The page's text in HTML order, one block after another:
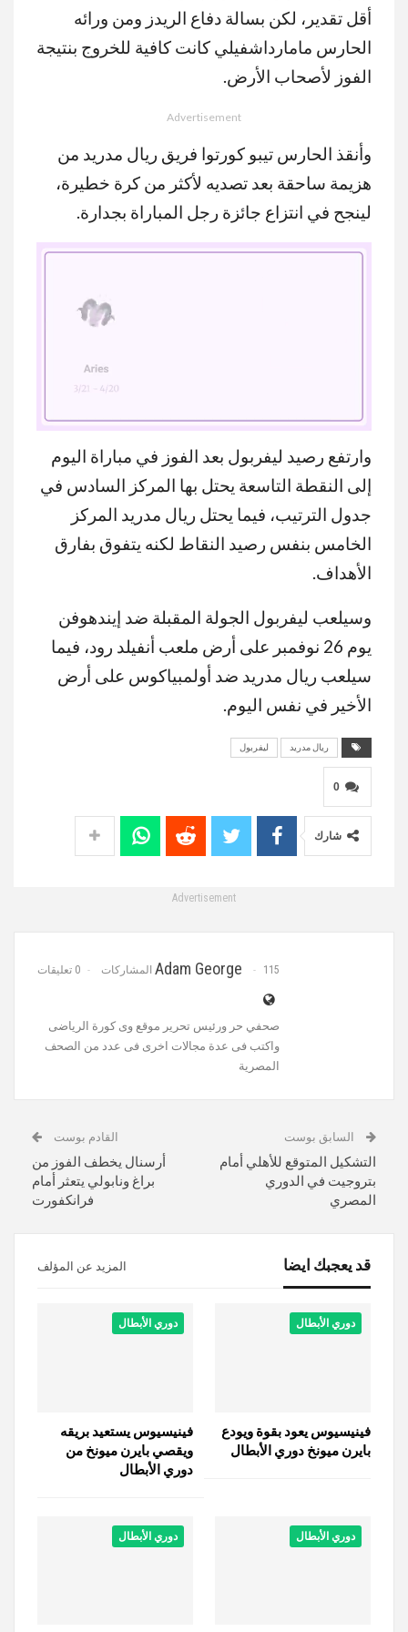
أقل تقدير، لكن بسالة دفاع الريدز ومن ورائه
الحارس مامارداشفيلي كانت كافية للخروج بنتيجة
الفوز لأصحاب الأرض.
Advertisement
وأنقذ الحارس تيبو كورتوا فريق ريال مدريد من
هزيمة ساحقة بعد تصديه لأكثر من كرة خطيرة،
لينجح في انتزاع جائزة رجل المباراة بجدارة.
MUTE
وارتفع رصيد ليفربول بعد الفوز في مباراة اليوم
إلى النقطة التاسعة يحتل بها المركز السادس في
جدول الترتيب، فيما يحتل ريال مدريد المركز
الخامس بنفس رصيد النقاط لكنه يتفوق بفارق
الأهداف.
وسيلعب ليفربول الجولة المقبلة ضد إيندهوفن
يوم 26 نوفمبر على أرض ملعب أنفيلد رود، فيما
سيلعب ريال مدريد ضد أولمبياكوس على أرض
الأخير في نفس اليوم.
ريال مدريد ليفربول
0
شارك
Advertisement
Adam George 115 المشاركات 0 تعليقات
صحفي حر ورئيس تحرير موقع وى كورة الرياضى
واكتب فى عدة مجالات اخرى فى عدد من الصحف
المصرية
السابق بوست
التشكيل المتوقع للأهلي أمام
بتروجيت في الدوري
المصري
القادم بوست
أرسنال يخطف الفوز من
براغ ونابولي يتعثر أمام
فرانكفورت
قد يعجبك ايضا المزيد عن المؤلف
دوري الأبطال
فينيسيوس يعود بقوة ويودع
بايرن ميونخ دوري الأبطال
دوري الأبطال
فينيسيوس يستعيد بريقه
ويقصي بايرن ميونخ من
دوري الأبطال
دوري الأبطال دوري الأبطال